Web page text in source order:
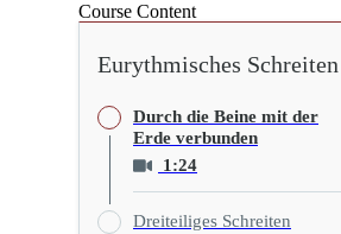
Course Content
Eurythmisches Schreiten
Durch die Beine mit der
Erde verbunden
1:24
Dreiteiliges Schreiten